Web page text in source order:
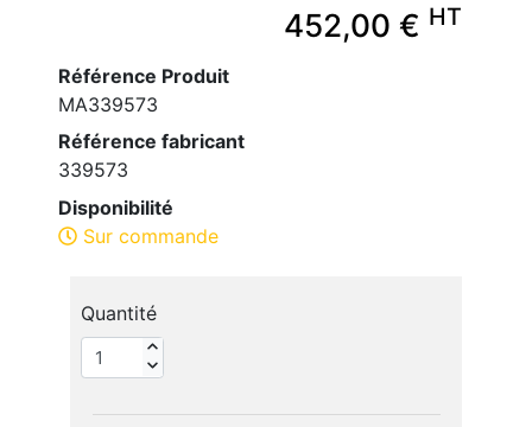
452,00 € HT
Référence Produit
MA339573
Référence fabricant
339573
Disponibilité
Sur commande
Quantité